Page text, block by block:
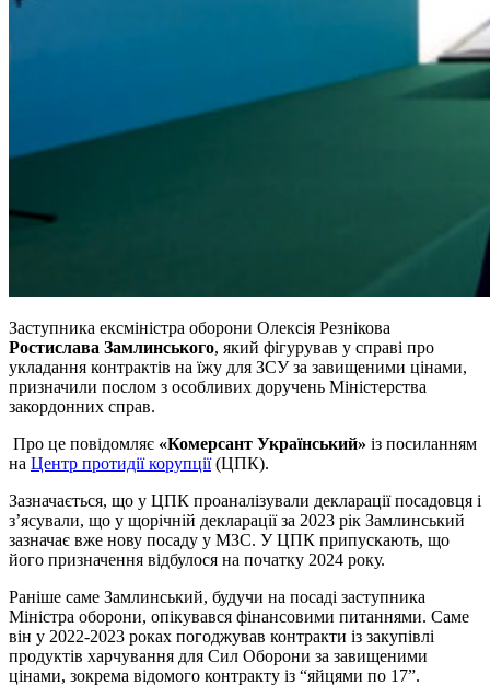
Заступника ексміністра оборони Олексія Резнікова
Ростислава Замлинського, який фігурував у справі про
укладання контрактів на їжу для ЗСУ за завищеними цінами,
призначили послом з особливих доручень Міністерства
закордонних справ.
Про це повідомляє «Комерсант Український» із посиланням
на Центр протидії корупції(ЦПК).
Зазначається, що у ЦПК проаналізували декларації посадовця і
з’ясували, що у щорічній декларації за 2023 рік Замлинський
зазначає вже нову посаду у МЗС. У ЦПК припускають, що
його призначення відбулося на початку 2024 року.
Раніше саме Замлинський, будучи на посаді заступника
Міністра оборони, опікувався фінансовими питаннями. Саме
він у 2022-2023 роках погоджував контракти із закупівлі
продуктів харчування для Сил Оборони за завищеними
цінами, зокрема відомого контракту із “яйцями по 17”.